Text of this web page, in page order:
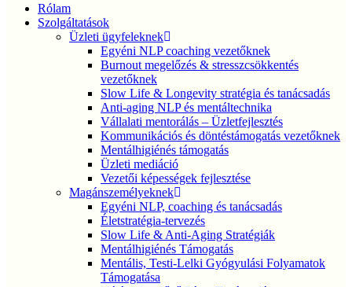
Menu
Rólam
Szolgáltatások
Üzleti ügyfeleknek
Egyéni NLP coaching vezetőknek
Burnout megelőzés & stresszcsökkentés
vezetőknek
Slow Life & Longevity stratégia és tanácsadás
Anti-aging NLP és mentáltechnika
Vállalati mentorálás – Üzletfejlesztés
Kommunikációs és döntéstámogatás vezetőknek
Mentálhigiénés támogatás
Üzleti mediáció
Vezetői képességek fejlesztése
Magánszemélyeknek
Egyéni NLP, coaching és tanácsadás
Életstratégia-tervezés
Slow Life & Anti-Aging Stratégiák
Mentálhigiénés Támogatás
Mentális, Testi-Lelki Gyógyulási Folyamatok
Támogatása